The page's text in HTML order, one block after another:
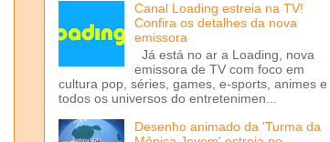
Canal Loading estreia na TV!
Confira os detalhes da nova
emissora
Já está no ar a Loading, nova
emissora de TV com foco em
cultura pop, séries, games, e-sports, animes e
todos os universos do entretenimen...
Desenho animado da 'Turma da